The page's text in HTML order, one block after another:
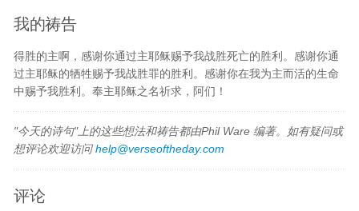
我的祷告
得胜的主啊，感谢你通过主耶稣赐予我战胜死亡的胜利。感谢你通
过主耶稣的牺牲赐予我战胜罪的胜利。感谢你在我为主而活的生命
中赐予我胜利。奉主耶稣之名祈求，阿们！
"今天的诗句"上的这些想法和祷告都由Phil Ware 编著。如有疑问或
想评论欢迎访问help@verseoftheday.com
评论